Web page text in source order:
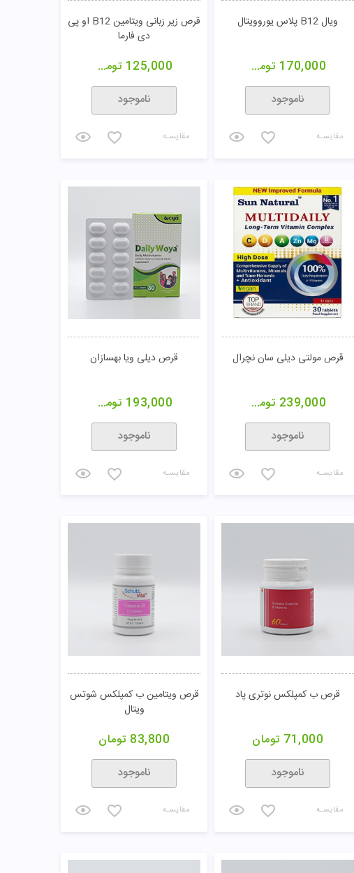
ویال B12 پلاس یوروویتال
170,000 تومان
ناموجود
مقایسـه
قرص زیر زبانی ویتامین B12 او پی
دی فارما
125,000 تومان
ناموجود
مقایسـه
قرص مولتی دیلی سان نچرال
239,000 تومان
ناموجود
مقایسـه
قرص دیلی ویا بهسازان
193,000 تومان
ناموجود
مقایسـه
قرص ب کمپلکس نوتری پاد
71,000 تومان
ناموجود
مقایسـه
قرص ویتامین ب کمپلکس شوتس
ویتال
83,800 تومان
ناموجود
مقایسـه